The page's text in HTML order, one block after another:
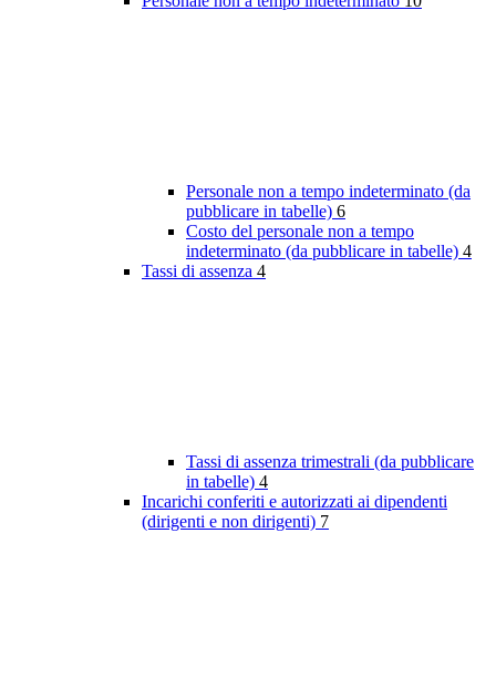
Personale non a tempo indeterminato (da
pubblicare in tabelle) 6
Costo del personale non a tempo
indeterminato (da pubblicare in tabelle) 4
Tassi di assenza 4
Tassi di assenza trimestrali (da pubblicare
in tabelle) 4
Incarichi conferiti e autorizzati ai dipendenti
(dirigenti e non dirigenti) 7